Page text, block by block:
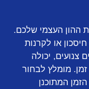
ההון העצמי שלכם.
או לקרנות
יכולה
מומלץ לבחור
המתוכנן